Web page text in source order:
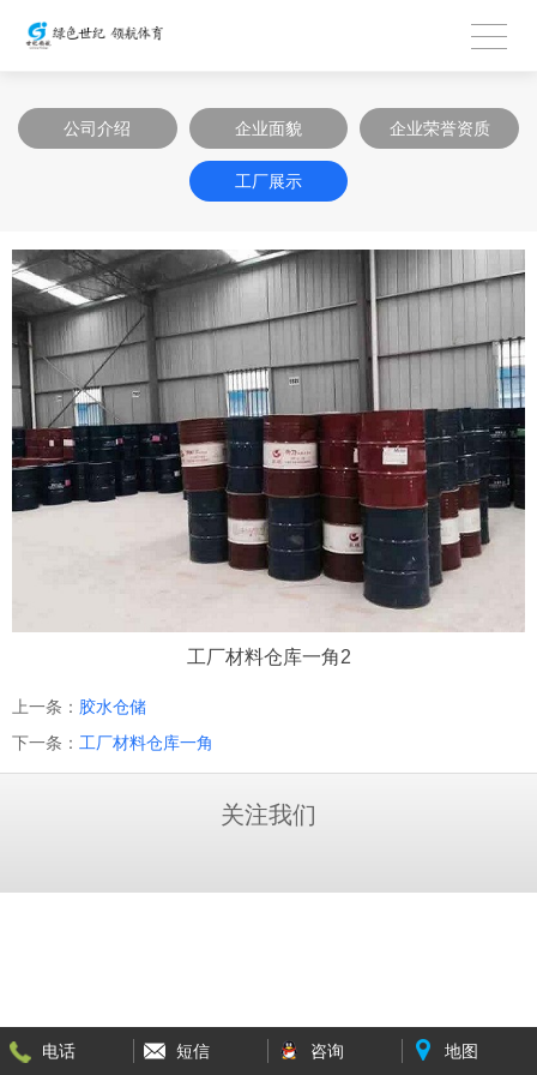
公司介绍 企业面貌 企业荣誉资质
工厂展示
工厂材料仓库一角2
上一条： 胶水仓储
下一条： 工厂材料仓库一角
关注我们
电话 短信 咨询 地图